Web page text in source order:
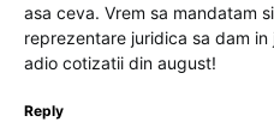
asa ceva. Vrem sa mandatam
reprezentare juridica sa dam
adio cotizatii din august!
Reply